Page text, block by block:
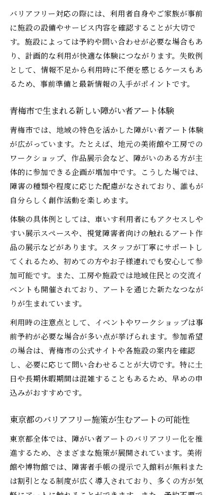
東京都のバリアフリー美術館が目指す多様
性
障がい者アートと地域社会との連携事例
青梅市で感じるインクルーシブなアート環
境
バリアフリーで広がる障がい者アートの世界
由
東京都の美術館が実践するアクセシビリテ
ィ向上策
障がい者アート展で体験できる新しい楽し
み方
バリアフリー観光スポットとアートの融合
例
障がい者アートの世界を支える現場の声
障害者手帳があると美術館で何が変わるか
障害者手帳で受けられる美術館の主な特典
とは
障がい者アート鑑賞時の割引や無料利用ポ
イント
イド
付き添い者の無料入館条件と注意点を解説
障害者手帳利用時に確認したいバリアフリ
視覚や聴覚でも味わえるアートの楽しみ方
法
聴覚障害者への手話・音声ガイドサポート
活用
触知図や筆談ボードで広がるアート体験の
工夫
バリアフリー対応の際には、利用者自身やご家族が事前
に施設の設備やサービス内容を確認することが大切で
す。施設によっては予約や問い合わせが必要な場合もあ
り、計画的な利用が快適な体験につながります。失敗例
として、情報不足から利用時に不便を感じるケースもあ
るため、事前準備と最新情報の入手がポイントです。
青梅市で生まれる新しい障がい者アート体験
青梅市では、地域の特色を活かした障がい者アート体験
が広がっています。たとえば、地元の美術館や工房での
ワークショップ、作品展示会など、障がいのある方が主
体的に参加できる企画が増加中です。こうした場では、
障害の種類や程度に応じた配慮がなされており、誰もが
自分らしく創作活動を楽しめます。
体験の具体例としては、車いす利用者にもアクセスしや
すい展示スペースや、視覚障害者向けの触れるアート作
品の展示などがあります。スタッフが丁寧にサポートし
てくれるため、初めての方やお子様連れでも安心して参
加可能です。また、工房や施設では地域住民との交流イ
ベントも開催されており、アートを通じた新たなつなが
りが生まれています。
利用時の注意点として、イベントやワークショップは事
前予約が必要な場合が多い点が挙げられます。参加希望
の場合は、青梅市の公式サイトや各施設の案内を確認
し、必要に応じて問い合わせることが大切です。特に土
日や長期休暇期間は混雑することもあるため、早めの申
込みがおすすめです。
東京都のバリアフリー施策が生むアートの可能性
東京都全体では、障がい者アートのバリアフリー化を推
進するため、さまざまな施策が展開されています。美術
館や博物館では、障害者手帳の提示で入館料が無料また
は割引となる制度が広く導入されており、多くの方が気